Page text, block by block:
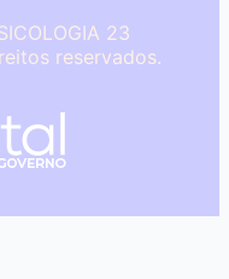
23
reservados.